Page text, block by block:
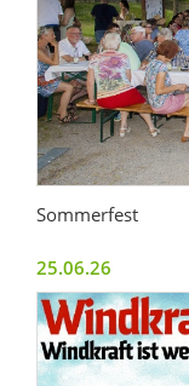
Sommerfest
25.06.26